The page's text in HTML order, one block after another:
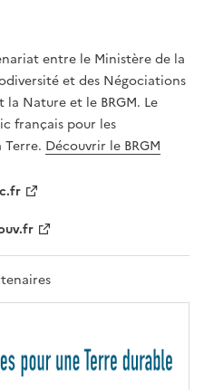
T
É
,
É
G
A
L
F
A
T
R
T
É
entre le Ministère de la
et des Négociations
Nature et le BRGM. Le
français pour les
Terre. Découvrir le BRGM